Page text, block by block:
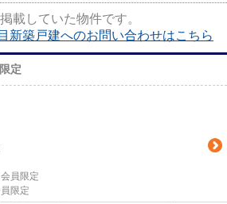
載していた物件です。
新築戸建へのお問い合わせはこちら
定
会員限定
限定